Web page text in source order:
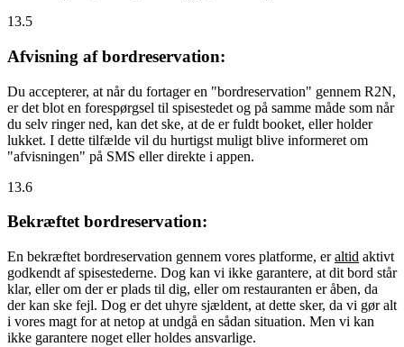
13.5
Afvisning af bordreservation:
Du accepterer, at når du fortager en "bordreservation" gennem R2N,
er det blot en forespørgsel til spisestedet og på samme måde som når
du selv ringer ned, kan det ske, at de er fuldt booket, eller holder
lukket. I dette tilfælde vil du hurtigst muligt blive informeret om
"afvisningen" på SMS eller direkte i appen.
13.6
Bekræftet bordreservation:
En bekræftet bordreservation gennem vores platforme, eraltid aktivt
godkendt af spisestederne. Dog kan vi ikke garantere, at dit bord står
klar, eller om der er plads til dig, eller om restauranten er åben, da
der kan ske fejl. Dog er det uhyre sjældent, at dette sker, da vi gør alt
i vores magt for at netop at undgå en sådan situation. Men vi kan
ikke garantere noget eller holdes ansvarlige.